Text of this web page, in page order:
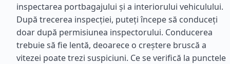
inspectarea portbagajului și a interiorului vehiculului.
După trecerea inspecției, puteți începe să conduceți
doar după permisiunea inspectorului. Conducerea
trebuie să fie lentă, deoarece o creștere bruscă a
vitezei poate trezi suspiciuni. Ce se verifică la punctele